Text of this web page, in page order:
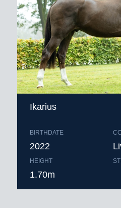
Ikarius
BIRTHDATE
2022
HEIGHT
1.70m